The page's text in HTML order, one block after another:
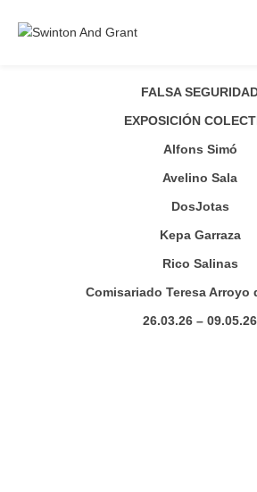
FALSA
EXPOSICIÓN
Alfons Simó
Avelino Sala
DosJotas
Kepa Garraza
Rico Salinas
Comisariado Teresa Arroyo
26.03.26 – 09.05.26